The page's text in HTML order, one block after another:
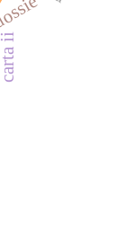
carta ii